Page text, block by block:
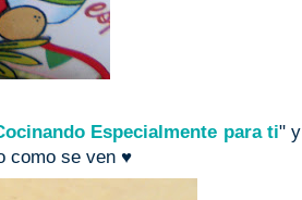
Especialmente para ti" y
como se ven ♥